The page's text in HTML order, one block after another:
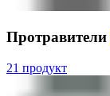
Протравители
21 продукт